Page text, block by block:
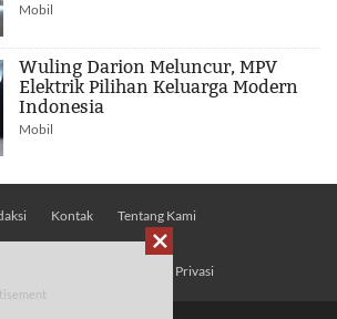
Mobil
Wuling Darion Meluncur, MPV
Elektrik Pilihan Keluarga Modern
Indonesia
Mobil
Kontak Tentang Kami
Kebijakan Privasi
